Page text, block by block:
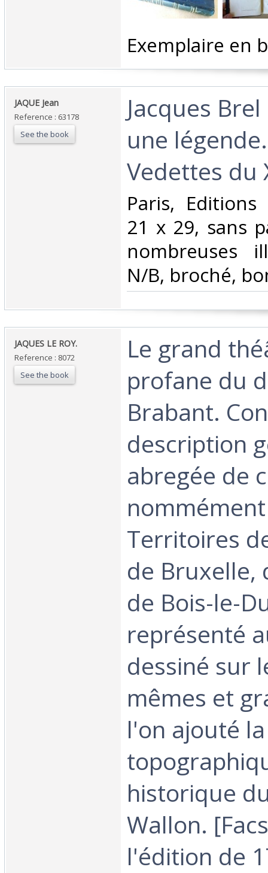
‎Exemplaire en
‎JAQUE Jean‎
Reference : 63178
See the book
‎Jacques
une
Vedettes du
‎Paris,
21 x 29, sans
nombreuses
N/B, broché,
‎JAQUES LE ROY. ‎
Reference : 8072
See the book
‎Le grand
profane du
Brabant.
description
abregée de
Territoires
de Bruxelle,
de Bois-le-
représenté
dessiné sur
mêmes et
l'on ajouté
historique
Wallon.
l'édition de